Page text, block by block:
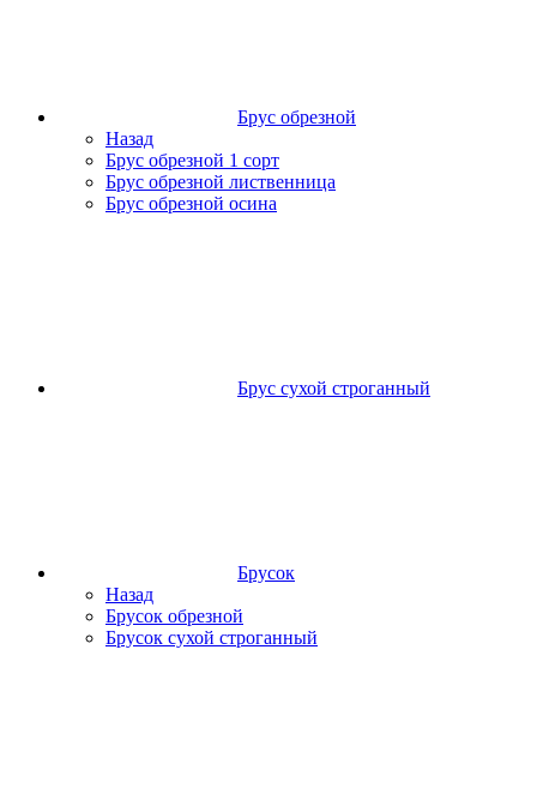
Брус обрезной
Назад
Брус обрезной 1 сорт
Брус обрезной лиственница
Брус обрезной осина
Брус сухой строганный
Брусок
Назад
Брусок обрезной
Брусок сухой строганный